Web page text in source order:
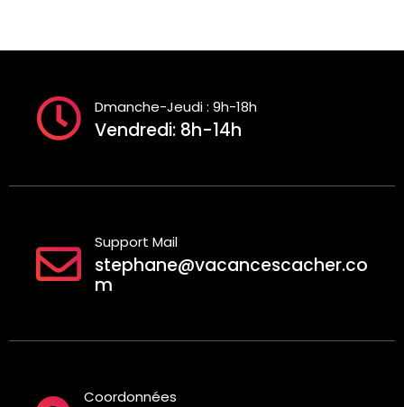
Dmanche-Jeudi : 9h-18h
Vendredi: 8h-14h
Support Mail
stephane@vacancescacher.co
m
Coordonnées